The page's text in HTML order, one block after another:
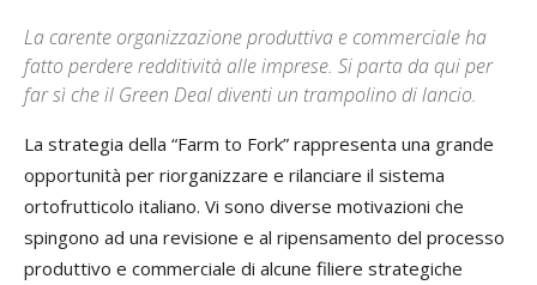
La carente organizzazione produttiva e commerciale ha
fatto perdere redditività alle imprese. Si parta da qui per
far sì che il Green Deal diventi un trampolino di lancio.
La strategia della “Farm to Fork” rappresenta una grande
opportunità per riorganizzare e rilanciare il sistema
ortofrutticolo italiano. Vi sono diverse motivazioni che
spingono ad una revisione e al ripensamento del processo
produttivo e commerciale di alcune filiere strategiche